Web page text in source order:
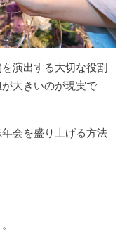
演出する大切な役割
大きいのが現実で
会を盛り上げる方法